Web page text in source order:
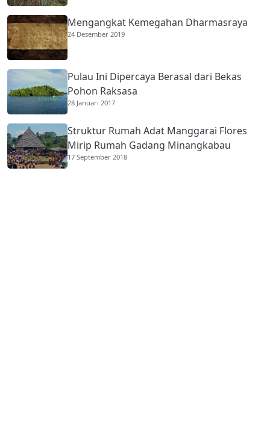
Mengangkat Kemegahan Dharmasraya
24 Desember 2019
Pulau Ini Dipercaya Berasal dari Bekas
Pohon Raksasa
28 Januari 2017
Struktur Rumah Adat Manggarai Flores
Mirip Rumah Gadang Minangkabau
17 September 2018